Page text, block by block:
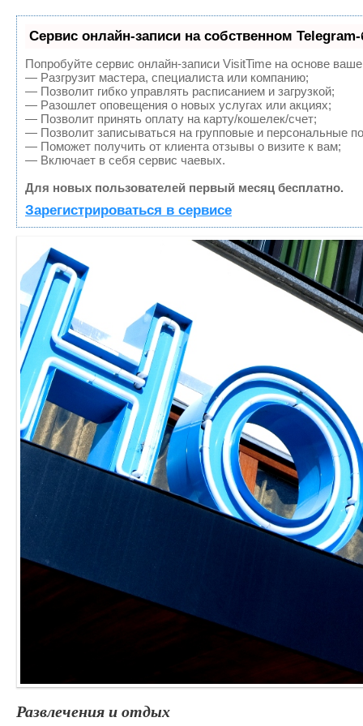
Сервис онлайн-записи на собственном Telegram-
Попробуйте сервис онлайн-записи VisitTime на основе
— Разгрузит мастера, специалиста или компанию;
— Позволит гибко управлять расписанием и загрузкой;
— Разошлет оповещения о новых услугах или акциях;
— Позволит принять оплату на карту/кошелек/счет;
— Позволит записываться на групповые и персональные
— Поможет получить от клиента отзывы о визите к вам;
— Включает в себя сервис чаевых.
Для новых пользователей первый месяц бесплатно.
Зарегистрироваться в сервисе
Развлечения и отдых